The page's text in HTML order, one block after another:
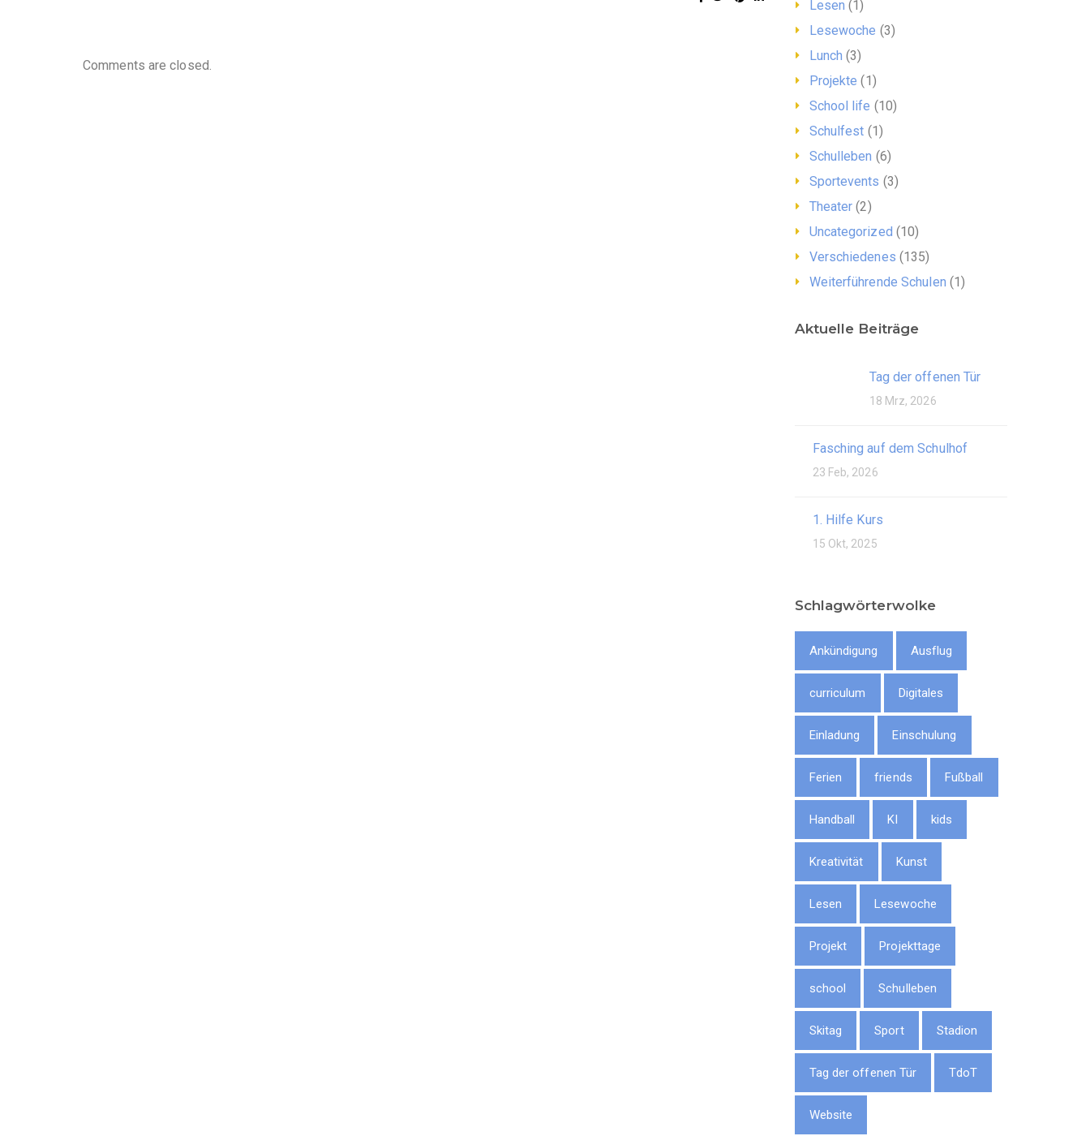
Comments are closed.
Lesen (1)
Lesewoche (3)
Lunch (3)
Projekte (1)
School life (10)
Schulfest (1)
Schulleben (6)
Sportevents (3)
Theater (2)
Uncategorized (10)
Verschiedenes (135)
Weiterführende Schulen (1)
Aktuelle Beiträge
Tag der offenen Tür
18 Mrz, 2026
Fasching auf dem Schulhof
23 Feb, 2026
1. Hilfe Kurs
15 Okt, 2025
Schlagwörterwolke
Ankündigung Ausflug
curriculum Digitales
Einladung Einschulung
Ferien friends Fußball
Handball KI kids
Kreativität Kunst
Lesen Lesewoche
Projekt Projekttage
school Schulleben
Skitag Sport Stadion
Tag der offenen Tür TdoT
Website